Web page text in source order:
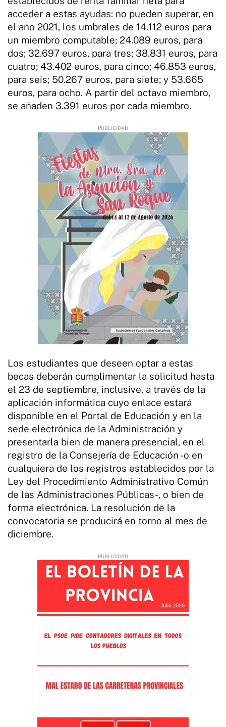
acceder a estas ayudas: no pueden superar, en
el año 2021, los umbrales de 14.112 euros para
un miembro computable; 24.089 euros, para
dos; 32.697 euros, para tres; 38.831 euros, para
cuatro; 43.402 euros, para cinco; 46.853 euros,
para seis; 50.267 euros, para siete; y 53.665
euros, para ocho. A partir del octavo miembro,
se añaden 3.391 euros por cada miembro.
Los estudiantes que deseen optar a estas
becas deberán cumplimentar la solicitud hasta
el 23 de septiembre, inclusive, a través de la
aplicación informática cuyo enlace estará
disponible en el Portal de Educación y en la
sede electrónica de la Administración y
presentarla bien de manera presencial, en el
registro de la Consejería de Educación -o en
cualquiera de los registros establecidos por la
Ley del Procedimiento Administrativo Común
de las Administraciones Públicas-, o bien de
forma electrónica. La resolución de la
convocatoria se producirá en torno al mes de
diciembre.